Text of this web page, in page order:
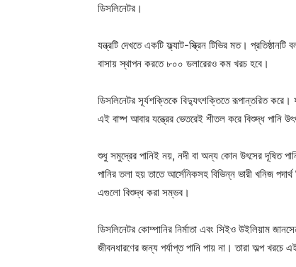
ডিসলিনেটর।
যন্ত্রটি দেখতে একটি ফ্ল্যাট-স্ক্রিন টিভির মত।
বাসায় স্থাপন করতে ৮০০ ডলারেরও কম খরচ হবে।
ডিসলিনেটর সূর্যশক্তিকে বিদ্যুৎশক্তিতে রূপান্তরিত
এই বাষ্প আবার যন্ত্রের ভেতরেই শীতল করে বিশুদ্ধ পানি
শুধু সমুদ্রের পানিই নয়, নদী বা অন্য কোন উৎসের দূষিত
পানির তলা হয় তাতে আর্সেনিকসহ বিভিন্ন ভারী খনিজ
এগুলো বিশুদ্ধ করা সম্ভব।
ডিসলিনেটর কোম্পানির নির্মাতা এবং সিইও উইলিয়াম
জীবনধারণের জন্য পর্যাপ্ত পানি পায় না। তারা অল্প খরচে এই